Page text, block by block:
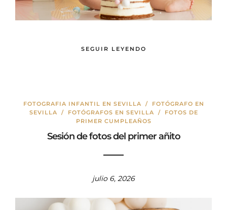
SEGUIR LEYENDO
FOTOGRAFIA INFANTIL EN SEVILLA /
FOTÓGRAFO EN
SEVILLA / FOTÓGRAFOS EN SEVILLA /
FOTOS DE
PRIMER CUMPLEAÑOS
Sesión de fotos del primer añito
julio 6, 2026